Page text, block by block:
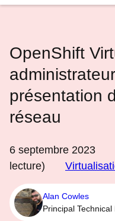
OpenShift
présentation
réseau
6 septembre 2023
lecture)
Alan Cowles
Principal